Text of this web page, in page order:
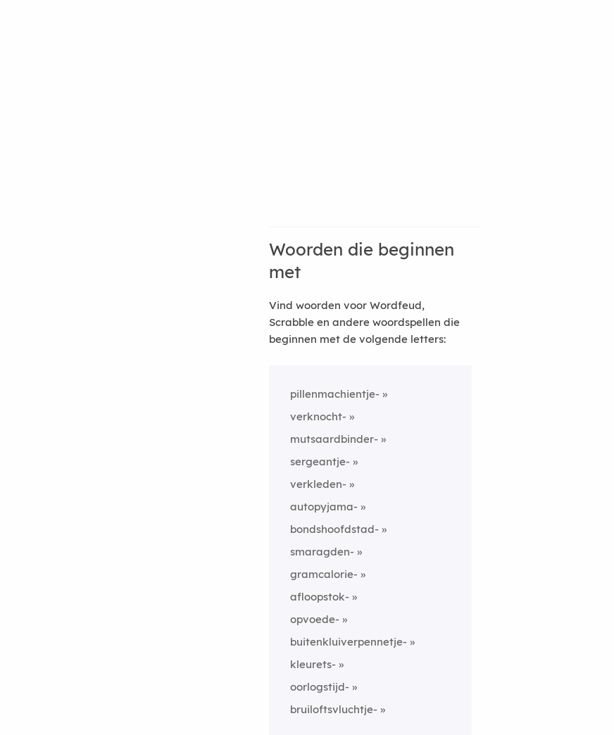
Woorden die beginnen
met
Vind woorden voor Wordfeud,
Scrabble en andere woordspellen die
beginnen met de volgende letters:
pillenmachientje-
verknocht-
mutsaardbinder-
sergeantje-
verkleden-
autopyjama-
bondshoofdstad-
smaragden-
gramcalorie-
afloopstok-
opvoede-
buitenkluiverpennetje-
kleurets-
oorlogstijd-
bruiloftsvluchtje-